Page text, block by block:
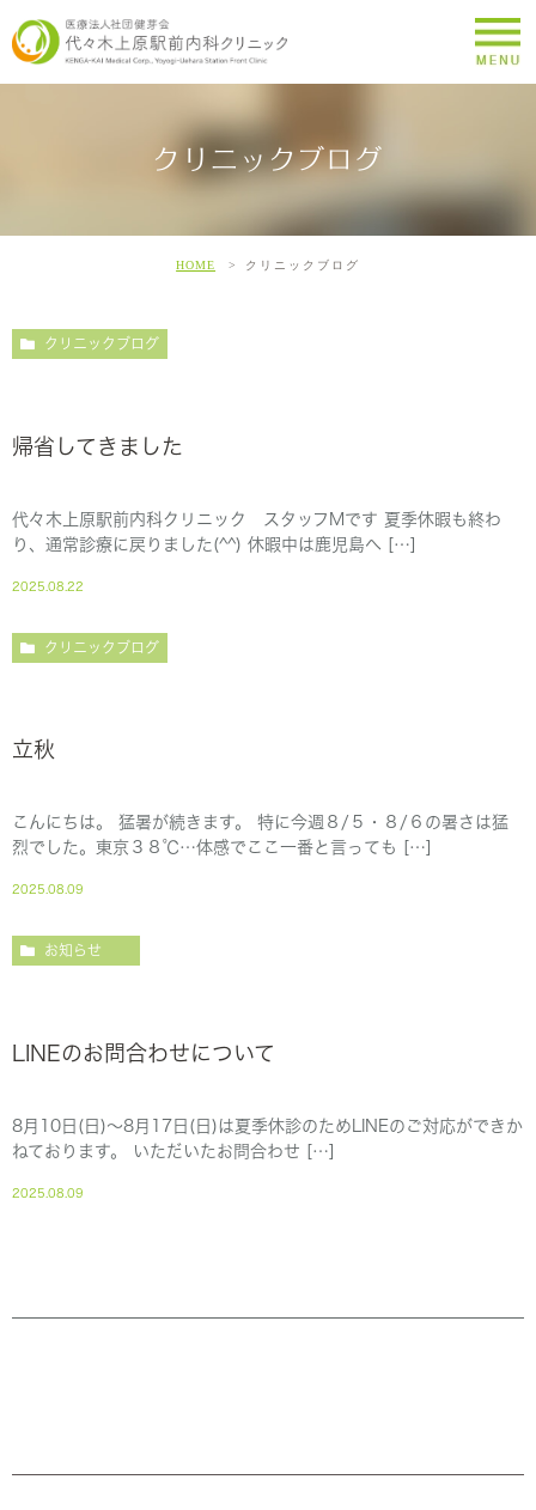
クリニックブログ
HOME クリニックブログ
クリニックブログ
帰省してきました
代々木上原駅前内科クリニック スタッフMです 夏季休暇も終わ
り、通常診療に戻りました(^^) 休暇中は鹿児島へ […]
2025.08.22
クリニックブログ
立秋
こんにちは。 猛暑が続きます。 特に今週８/５・８/６の暑さは猛
烈でした。東京３８℃…体感でここ一番と言っても […]
2025.08.09
お知らせ
LINEのお問合わせについて
8月10日(日)～8月17日(日)は夏季休診のためLINEのご対応ができか
ねております。 いただいたお問合わせ […]
2025.08.09